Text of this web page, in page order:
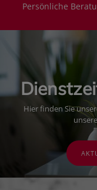
Persönliche
Hier finden Sie